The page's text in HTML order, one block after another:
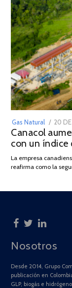
Gas Natural
ON
20
Canacol
con un índice
La empresa
reafirma como la
Nosotros
Desde 2014, Grupo
publicación en
GLP, biogás e